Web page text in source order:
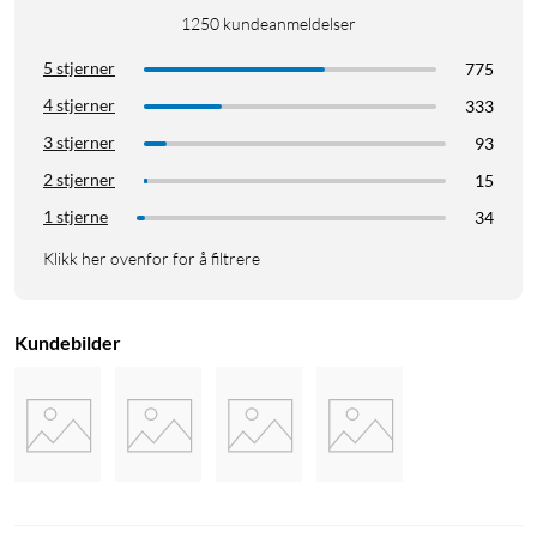
1250 kundeanmeldelser
5 stjerner
775
4 stjerner
333
3 stjerner
93
2 stjerner
15
1 stjerne
34
Klikk her ovenfor for å filtrere
Kundebilder